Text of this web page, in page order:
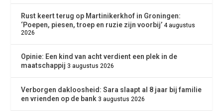
Rust keert terug op Martinikerkhof in Groningen:
‘Poepen, piesen, troep en ruzie zijn voorbij’ 4 augustus
2026
Opinie: Een kind van acht verdient een plek in de
maatschappij 3 augustus 2026
Verborgen dakloosheid: Sara slaapt al 8 jaar bij familie
en vrienden op de bank 3 augustus 2026